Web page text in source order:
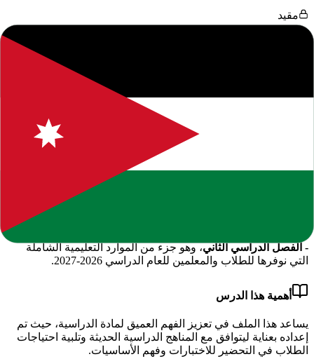
مقيد
جميع الحقوق محفوظة للموقع. يرجى ذكر المصدر عند النقل.
المحتوى التعليمي متاح للاستخدام الشخصي والتعليمي فقط.
جدول مواصفات
- الفصل الدراسي الثاني، وهو جزء من الموارد التعليمية الشاملة
التي نوفرها للطلاب والمعلمين للعام الدراسي 2026-2027
.
أهمية هذا الدرس
يساعد هذا الملف في تعزيز الفهم العميق لمادة الدراسية، حيث تم
إعداده بعناية ليتوافق مع المناهج الدراسية الحديثة وتلبية احتياجات
الطلاب في التحضير للاختبارات وفهم الأساسيات.